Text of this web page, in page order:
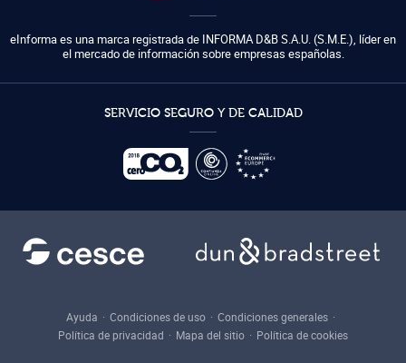
eInforma es una marca registrada de INFORMA D&B S.A.U. (S.M.E.), líder en
el mercado de información sobre empresas españolas.
SERVICIO SEGURO Y DE CALIDAD
Ayuda Condiciones de uso
Condiciones generales
Política de privacidad
Mapa del sitio Política de cookies